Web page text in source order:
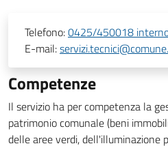
Telefono:0425/450018
E-mail:
Competenze
Il servizio ha per competenza la
patrimonio comunale (beni
delle aree verdi, dell'illuminazione